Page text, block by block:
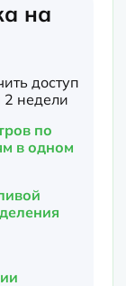
на
доступ
2 недели
по
в одном